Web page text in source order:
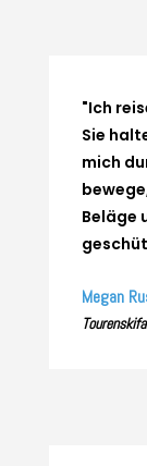
"Ich
Sie
mich
Beläge
Megan